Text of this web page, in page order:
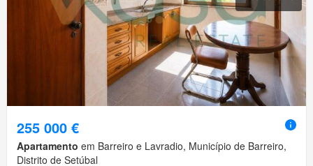
255 000 €
Apartamento em Barreiro e Lavradio, Município de Barreiro,
Distrito de Setúbal